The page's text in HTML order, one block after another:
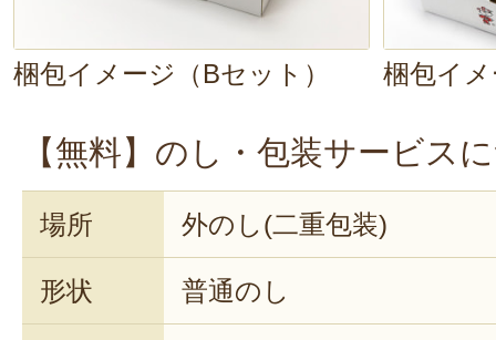
梱包イメージ（Bセット） 梱包イ
【無料】のし・包装サービス
場所 外のし(二重包装)
形状 普通のし